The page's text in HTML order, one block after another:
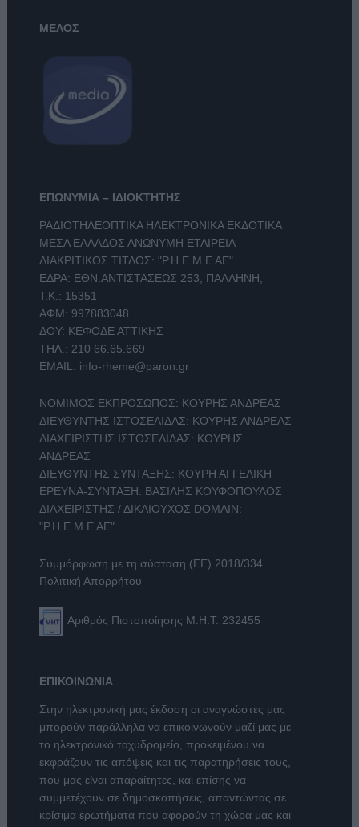
ΜΕΛΟΣ
ΕΠΩΝΥΜΙΑ – ΙΔΙΟΚΤΗΤΗΣ
ΡΑΔΙΟΤΗΛΕΟΠΤΙΚΑ ΗΛΕΚΤΡΟΝΙΚΑ ΕΚΔΟΤΙΚΑ
ΜΕΣΑ ΕΛΛΑΔΟΣ ΑΝΩΝΥΜΗ ΕΤΑΙΡΕΙΑ
ΔΙΑΚΡΙΤΙΚΟΣ ΤΙΤΛΟΣ: "Ρ.Η.Ε.Μ.Ε ΑΕ"
ΕΔΡΑ: ΕΘΝ.ΑΝΤΙΣΤΑΣΕΩΣ 253, ΠΑΛΛΗΝΗ,
Τ.Κ.: 15351
ΑΦΜ: 997883048
ΔΟΥ: ΚΕΦΟΔΕ ΑΤΤΙΚΗΣ
ΤΗΛ.: 210 66.65.669
EMAIL: info-rheme@paron.gr
ΝΟΜΙΜΟΣ ΕΚΠΡΟΣΩΠΟΣ: ΚΟΥΡΗΣ ΑΝΔΡΕΑΣ
ΔΙΕΥΘΥΝΤΗΣ ΙΣΤΟΣΕΛΙΔΑΣ: ΚΟΥΡΗΣ ΑΝΔΡΕΑΣ
ΔΙΑΧΕΙΡΙΣΤΗΣ ΙΣΤΟΣΕΛΙΔΑΣ: ΚΟΥΡΗΣ
ΑΝΔΡΕΑΣ
ΔΙΕΥΘΥΝΤΗΣ ΣΥΝΤΑΞΗΣ: ΚΟΥΡΗ ΑΓΓΕΛΙΚΗ
ΕΡΕΥΝΑ-ΣΥΝΤΑΞΗ: ΒΑΣΙΛΗΣ ΚΟΥΦΟΠΟΥΛΟΣ
ΔΙΑΧΕΙΡΙΣΤΗΣ / ΔΙΚΑΙΟΥΧΟΣ DOMAIN:
"Ρ.Η.Ε.Μ.Ε ΑΕ"
Συμμόρφωση με τη σύσταση (ΕΕ) 2018/334
Πολιτική Απορρήτου
Αριθμός Πιστοποίησης Μ.Η.Τ. 232455
ΕΠΙΚΟΙΝΩΝΙΑ
Στην ηλεκτρονική μας έκδοση οι αναγνώστες μας
μπορούν παράλληλα να επικοινωνούν μαζί μας με
το ηλεκτρονικό ταχυδρομείο, προκειμένου να
εκφράζουν τις απόψεις και τις παρατηρήσεις τους,
που μας είναι απαραίτητες, και επίσης να
συμμετέχουν σε δημοσκοπήσεις, απαντώντας σε
κρίσιμα ερωτήματα που αφορούν τη χώρα μας και